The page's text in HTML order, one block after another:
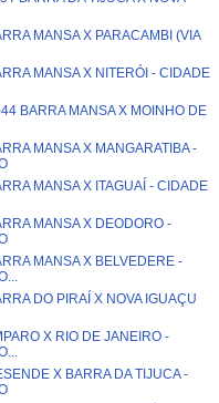
MANSA X PARACAMBI (VIA
MANSA X NITERÓI - CIDADE
BARRA MANSA X MOINHO DE
MANSA X MANGARATIBA -
MANSA X ITAGUAÍ - CIDADE
MANSA X DEODORO -
MANSA X BELVEDERE -
DO PIRAÍ X NOVA IGUAÇU
X RIO DE JANEIRO -
X BARRA DA TIJUCA -